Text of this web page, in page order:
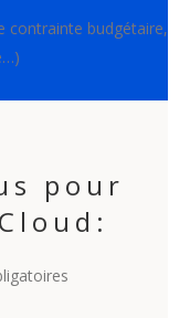
contrainte budgétaire,
pour